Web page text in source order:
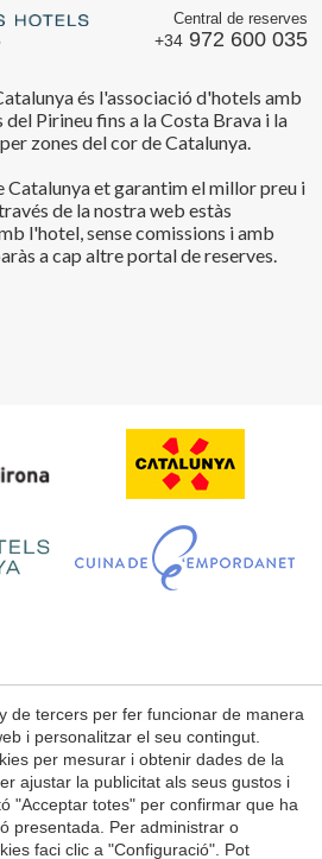
Central de reserves
+34 972 600 035
és l'associació d'hotels amb
del Pirineu fins a la Costa Brava i la
zones del cor de Catalunya.
Catalunya et garantim el millor preu i
de la nostra web estàs
l'hotel, sense comissions i amb
a cap altre portal de reserves.
Avís Legal
d'ús de la web
de Cookies
1998 - 2026
de tercers per fer funcionar de manera
i personalitzar el seu contingut.
per mesurar i obtenir dades de la
ajustar la publicitat als seus gustos i
"Acceptar totes" per confirmar que ha
presentada. Per administrar o
faci clic a "Configuració". Pot